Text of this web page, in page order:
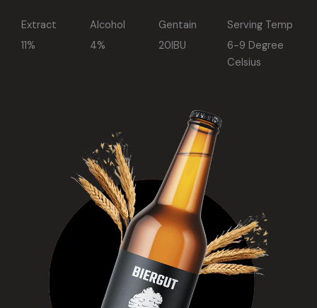
Extract
11%
Alcohol
4%
Gentain
20IBU
Serving Temp
6-9 Degree
Celsius